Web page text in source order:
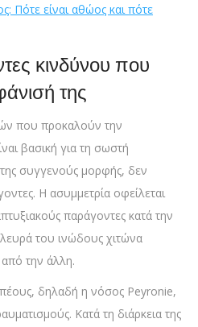
Πότε είναι αθώος και πότε
κινδύνου που
της
που προκαλούν την
βασική για τη σωστή
συγγενούς μορφής, δεν
Η ασυμμετρία οφείλεται
παράγοντες κατά την
του ινώδους χιτώνα
την άλλη.
πέους, δηλαδή η νόσος Peyronie,
Κατά τη διάρκεια της